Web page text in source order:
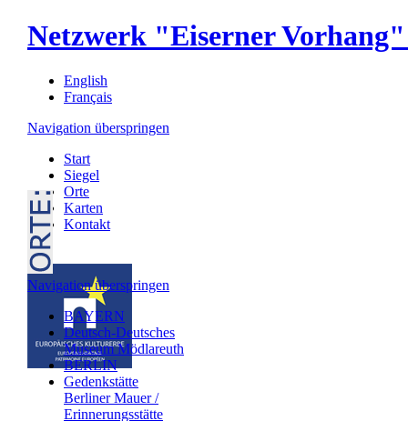
Netzwerk "Eiserner
English
Français
Navigation überspringen
Start
Siegel
Orte
Karten
Kontakt
Navigation überspringen
BAYERN
Deutsch-Deutsches
Museum Mödlareuth
BERLIN
Gedenkstätte
Berliner Mauer /
Erinnerungsstätte